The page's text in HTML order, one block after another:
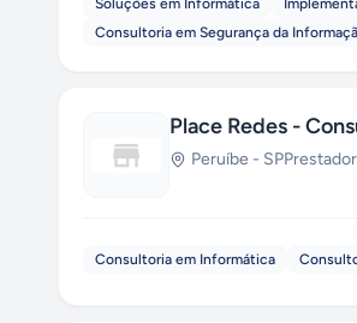
Soluções em Informática
Consultoria em Segurança da
Place Redes -
Peruíbe - SP
Consultoria em Informática